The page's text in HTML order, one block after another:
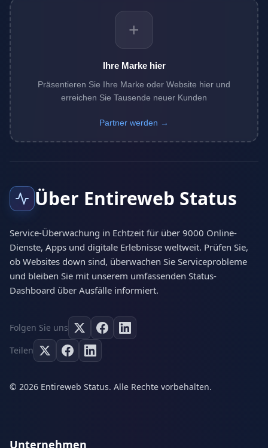
+
Ihre Marke hier
Präsentieren Sie Ihre Marke oder Website hier und
erreichen Sie Tausende neuer Kunden
Partner werden →
Über Entireweb Status
Service-Überwachung in Echtzeit für über 9000 Online-
Dienste, Apps und digitale Erlebnisse weltweit. Prüfen Sie,
ob Websites down sind, überwachen Sie Serviceprobleme
und bleiben Sie mit unserem umfassenden Status-
Dashboard über Ausfälle informiert.
Folgen Sie uns
Teilen
© 2026 Entireweb Status. Alle Rechte vorbehalten.
Unternehmen